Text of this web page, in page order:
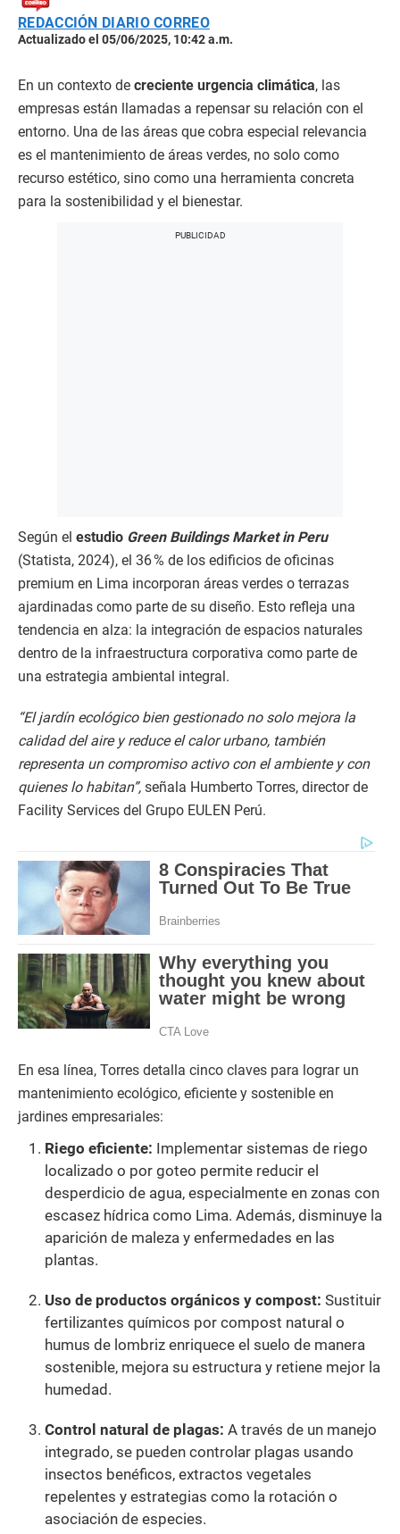
REDACCIÓN DIARIO CORREO
Actualizado el 05/06/2025, 10:42 a.m.
En un contexto de creciente urgencia climática, las
empresas están llamadas a repensar su relación con el
entorno. Una de las áreas que cobra especial relevancia
es el mantenimiento de áreas verdes, no solo como
recurso estético, sino como una herramienta concreta
para la sostenibilidad y el bienestar.
Según el estudio Green Buildings Market in Peru
(Statista, 2024), el 36 % de los edificios de oficinas
premium en Lima incorporan áreas verdes o terrazas
ajardinadas como parte de su diseño. Esto refleja una
tendencia en alza: la integración de espacios naturales
dentro de la infraestructura corporativa como parte de
una estrategia ambiental integral.
“El jardín ecológico bien gestionado no solo mejora la
calidad del aire y reduce el calor urbano, también
representa un compromiso activo con el ambiente y con
quienes lo habitan”, señala Humberto Torres, director de
Facility Services del Grupo EULEN Perú.
En esa línea, Torres detalla cinco claves para lograr un
mantenimiento ecológico, eficiente y sostenible en
jardines empresariales:
Riego eficiente: Implementar sistemas de riego
localizado o por goteo permite reducir el
desperdicio de agua, especialmente en zonas con
escasez hídrica como Lima. Además, disminuye la
aparición de maleza y enfermedades en las
plantas.
Uso de productos orgánicos y compost: Sustituir
fertilizantes químicos por compost natural o
humus de lombriz enriquece el suelo de manera
sostenible, mejora su estructura y retiene mejor la
humedad.
Control natural de plagas: A través de un manejo
integrado, se pueden controlar plagas usando
insectos benéficos, extractos vegetales
repelentes y estrategias como la rotación o
asociación de especies.